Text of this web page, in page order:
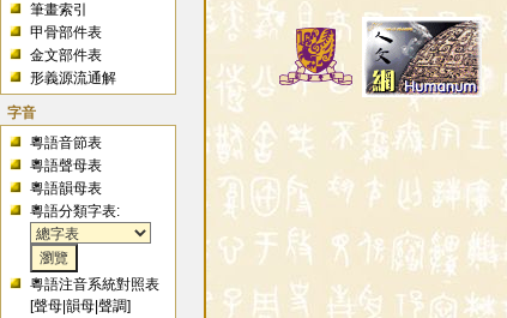
筆畫索引
甲骨部件表
金文部件表
形義源流通解
字音
粵語音節表
粵語聲母表
粵語韻母表
粵語分類字表:
粵語注音系統對照表
[聲母 |韻母 |聲調]